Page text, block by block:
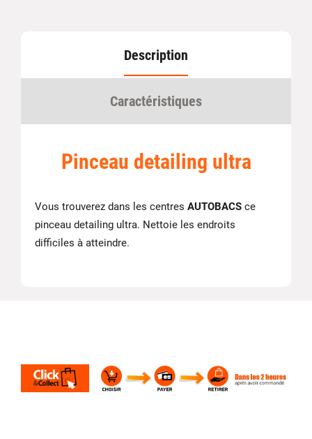
Description
Caractéristiques
Pinceau detailing ultra
Vous trouverez dans les centres AUTOBACS ce
pinceau detailing ultra. Nettoie les endroits
difficiles à atteindre.